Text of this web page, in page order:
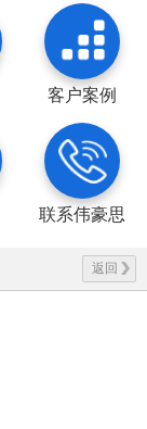
客户案例
联系伟豪思
返回